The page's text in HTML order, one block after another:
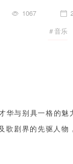
1067
＃音乐
与别具一格的
剧界的先驱人